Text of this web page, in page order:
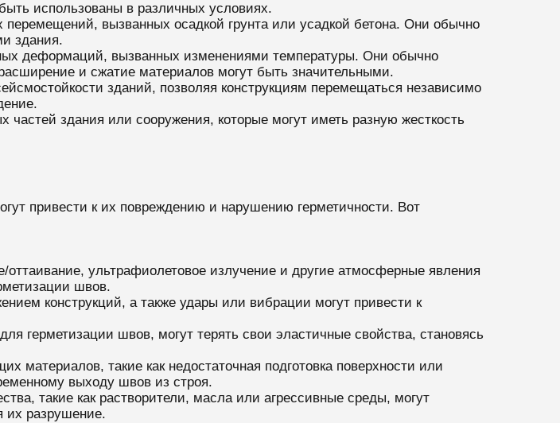
использованы в различных условиях.
вызванных осадкой грунта или усадкой бетона. Они обычно
здания.
деформаций, вызванных изменениями температуры. Они обычно
и сжатие материалов могут быть значительными.
зданий, позволяя конструкциям перемещаться независимо
частей здания или сооружения, которые могут иметь разную жесткость
привести к их повреждению и нарушению герметичности. Вот
оттаивание, ультрафиолетовое излучение и другие атмосферные явления
швов.
конструкций, а также удары или вибрации могут привести к
герметизации швов, могут терять свои эластичные свойства, становясь
материалов, такие как недостаточная подготовка поверхности или
выходу швов из строя.
такие как растворители, масла или агрессивные среды, могут
их разрушение.